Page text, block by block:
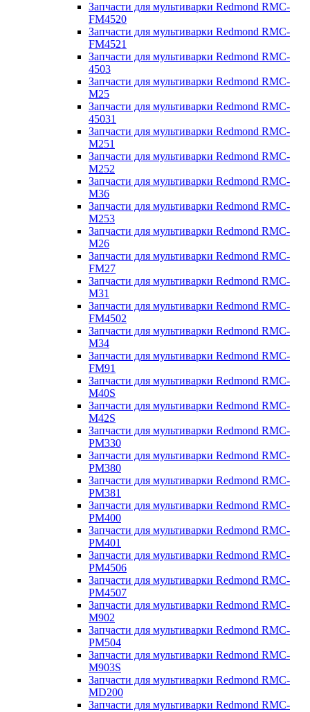
Запчасти для мультиварки Redmond RMC-
FM4520
Запчасти для мультиварки Redmond RMC-
FM4521
Запчасти для мультиварки Redmond RMC-
4503
Запчасти для мультиварки Redmond RMC-
M25
Запчасти для мультиварки Redmond RMC-
45031
Запчасти для мультиварки Redmond RMC-
M251
Запчасти для мультиварки Redmond RMC-
M252
Запчасти для мультиварки Redmond RMC-
M36
Запчасти для мультиварки Redmond RMC-
M253
Запчасти для мультиварки Redmond RMC-
M26
Запчасти для мультиварки Redmond RMC-
FM27
Запчасти для мультиварки Redmond RMC-
M31
Запчасти для мультиварки Redmond RMC-
FM4502
Запчасти для мультиварки Redmond RMC-
M34
Запчасти для мультиварки Redmond RMC-
FM91
Запчасти для мультиварки Redmond RMC-
M40S
Запчасти для мультиварки Redmond RMC-
M42S
Запчасти для мультиварки Redmond RMC-
PM330
Запчасти для мультиварки Redmond RMC-
PM380
Запчасти для мультиварки Redmond RMC-
PM381
Запчасти для мультиварки Redmond RMC-
PM400
Запчасти для мультиварки Redmond RMC-
PM401
Запчасти для мультиварки Redmond RMC-
PM4506
Запчасти для мультиварки Redmond RMC-
PM4507
Запчасти для мультиварки Redmond RMC-
M902
Запчасти для мультиварки Redmond RMC-
PM504
Запчасти для мультиварки Redmond RMC-
M903S
Запчасти для мультиварки Redmond RMC-
MD200
Запчасти для мультиварки Redmond RMC-